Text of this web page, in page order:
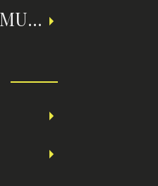
NYTT ÅR – NYE MULIGHETER